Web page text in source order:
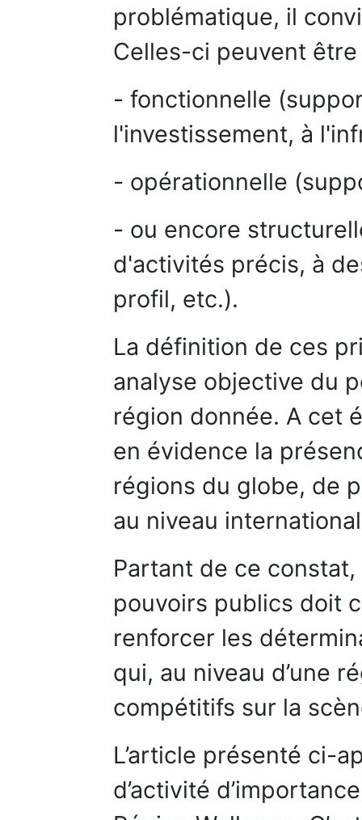
problématique, il
Celles-ci peuvent
- fonctionnelle
l'investissement, à
- opérationnelle
- ou encore
d'activités précis, à
profil, etc.).
La définition de ces
analyse objective du
région donnée. A cet
en évidence la
régions du globe, de
au niveau
Partant de ce
pouvoirs publics doit
renforcer les
qui, au niveau d’une
compétitifs sur la
L’article présenté ci-
d’activité